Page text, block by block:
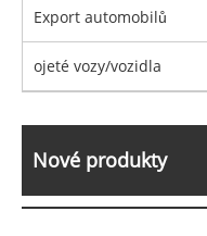
Export automobilů
ojeté vozy/vozidla
Nové produkty